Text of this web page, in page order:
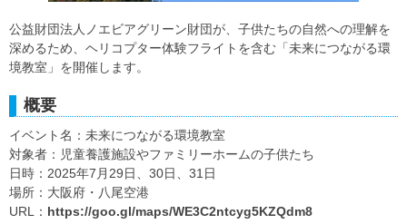
公益財団法人ノエビアグリーン財団が、子供たちの自然への理解を
深めるため、ヘリコプター体験フライトを含む「未来につながる環
境教室」を開催します。
概要
イベント名：未来につながる環境教室
対象者：児童養護施設やファミリーホームの子供たち
日時：2025年7月29日、30日、31日
場所：大阪府・八尾空港
URL： https://goo.gl/maps/WE3C2ntcyg5KZQdm8